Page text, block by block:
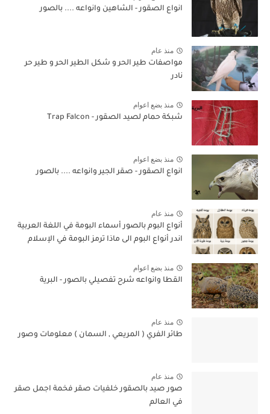
انواع الصقور - الشاهين وانواعه .... بالصور
منذ عام
مواصفات طير الحر و شكل الطير الحر و طير حر
نادر
منذ بضع اعوام
شبكة حمام لصيد الصقور - Trap Falcon
منذ بضع اعوام
انواع الصقور - صقر الجير وانواعه .... بالصور
منذ عام
أنواع البوم بالصور أسماء البومة في اللغة العربية
اندر أنواع البوم الى ماذا ترمز البومة في الإسلام
منذ بضع اعوام
القطا وانواعه شرح تفصيلي بالصور - البرية
منذ عام
طائر الفري ( المريعي , السمان ) معلومات وصور
منذ عام
صور صيد بالصقور خلفيات صقر فخمة اجمل صقر
في العالم